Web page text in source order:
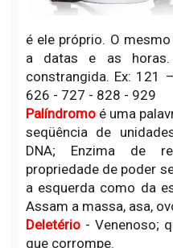
é ele próprio. O
a datas e as
constrangida. Ex:
626 - 727 - 828 - 929
Palíndromoé uma
seqüência de
DNA; Enzima de
propriedade de poder
a esquerda como da
Assam a massa, asa,
Deletério- Venenoso;
que corrompe.